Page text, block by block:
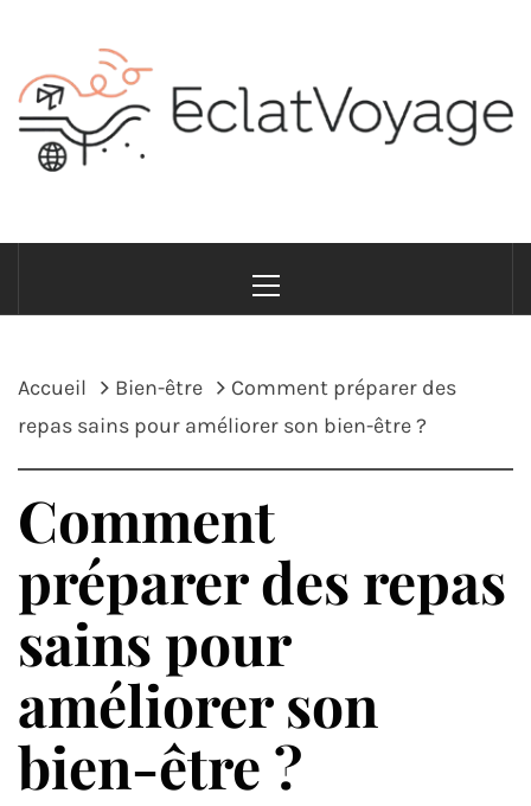
contenu
ECLATVOYAGE
Voyage avec style et sens
principal
Accueil Bien-être
Comment préparer des
repas sains pour améliorer son bien-être ?
Comment
préparer des repas
sains pour
améliorer son
bien-être ?